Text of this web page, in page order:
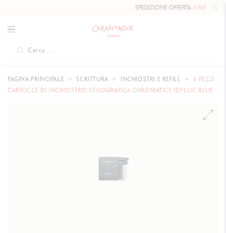
SPEDIZIONE OFFERTAA PARTIRE DA 80
PAGINA PRINCIPALE SCRITTURA INCHIOSTRI E REFILL
6 PEZZI
CARTUCCE DI INCHIOSTRO STILOGRAFICA CHROMATICS IDYLLIC BLUE